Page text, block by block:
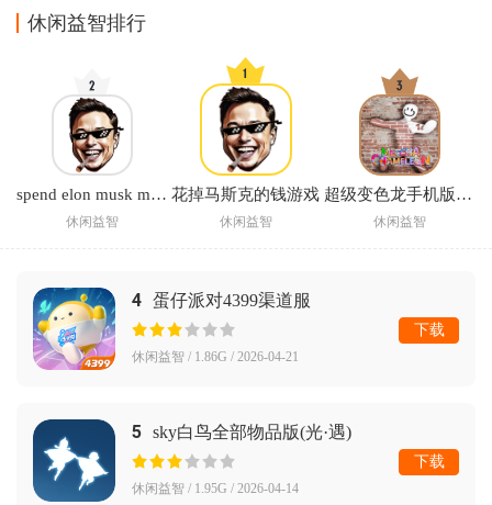
休闲益智排行
spend elon musk money中文版下载(花掉马斯克的钱)
休闲益智
花掉马斯克的钱游戏
休闲益智
超级变色龙手机版正版
休闲益智
4 蛋仔派对4399渠道服
休闲益智 / 1.86G / 2026-04-21
下载
5 sky白鸟全部物品版(光·遇)
休闲益智 / 1.95G / 2026-04-14
下载